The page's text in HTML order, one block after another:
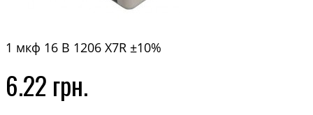
1 мкф 16 В 1206 X7R ±10%
6.22 грн.